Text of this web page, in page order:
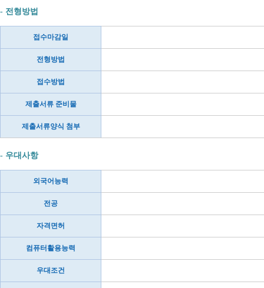
- 전형방법
접수마감일
전형방법
접수방법
제출서류 준비물
제출서류양식 첨부
- 우대사항
외국어능력
전공
자격면허
컴퓨터활용능력
우대조건